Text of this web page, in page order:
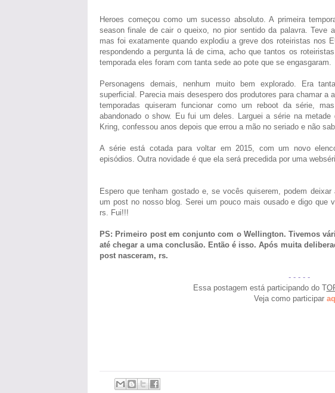
Heroes começou como um sucesso absoluto. A primeira
season finale de cair o queixo, no pior sentido da palavra. Teve
mas foi exatamente quando explodiu a greve dos roteiristas nos
respondendo a pergunta lá de cima, acho que tantos os
temporada eles foram com tanta sede ao pote que se engasgaram.
Personagens demais, nenhum muito bem explorado. Era
superficial. Parecia mais desespero dos produtores para chamar a
temporadas quiseram funcionar como um reboot da série,
abandonado o show. Eu fui um deles. Larguei a série na metade
Kring, confessou anos depois que errou a mão no seriado e não
A série está cotada para voltar em 2015, com um novo
episódios. Outra novidade é que ela será precedida por uma
Espero que tenham gostado e, se vocês quiserem, podem
um post no nosso blog. Serei um pouco mais ousado e digo que
rs. Fui!!!
PS: Primeiro post em conjunto com o Wellington. Tivemos
até chegar a uma conclusão. Então é isso. Após muita
post nasceram, rs.
- - - - -
Essa postagem está participando do T
Veja como participar